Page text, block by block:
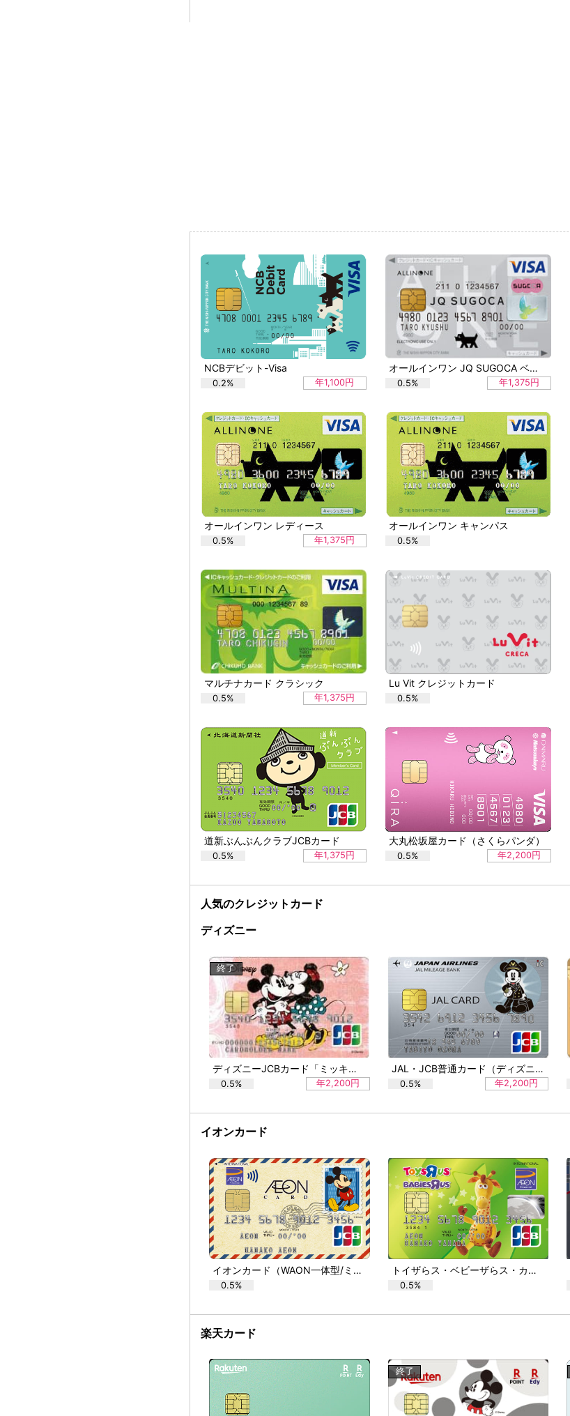
NCBデビット-Visa
0.2% 年1,100円
オールインワン JQ SUGOCA ベーシック
0.5% 年1,375円
オールインワン レディース
0.5% 年1,375円
オールインワン キャンパス
0.5%
マルチナカード クラシック
0.5% 年1,375円
Lu Vit クレジットカード
0.5%
道新ぶんぶんクラブJCBカード
0.5% 年1,375円
大丸松坂屋カード（さくらパンダ）
0.5% 年2,200円
人気のクレジットカード
ディズニー
ディズニーJCBカード「ミッキー&ミニー」
0.5% 年2,200円
終了
JAL・JCB普通カード（ディズニーデザイン）
0.5% 年2,200円
イオンカード
イオンカード（WAON一体型/ミッキーマウス デザイン）
0.5%
トイザらス・ベビーザらス・カード
0.5%
楽天カード
終了